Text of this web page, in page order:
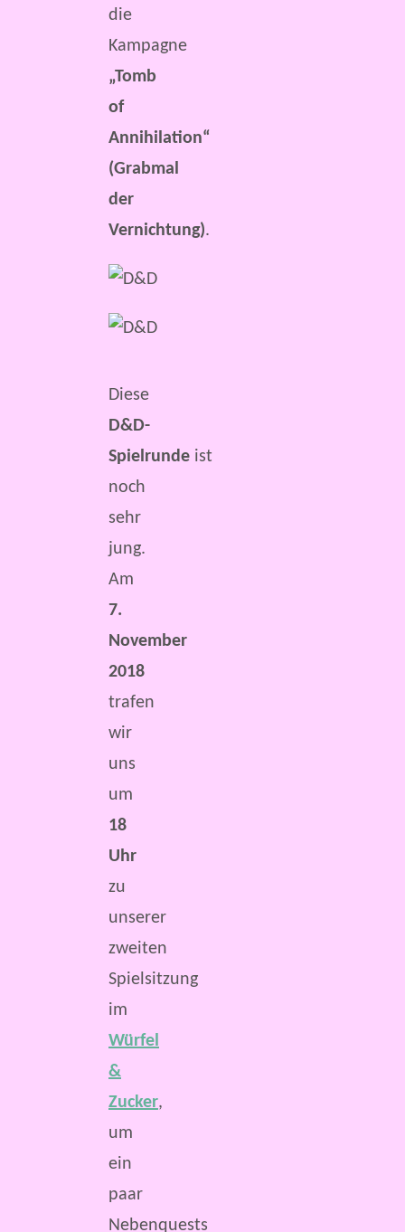
die
Kampagne
„Tomb
of
Annihilation“
(Grabmal
der
Vernichtung).
Diese
D&D-
Spielrunde ist
noch
sehr
jung.
Am
7.
November
2018
trafen
wir
uns
um
18
Uhr
zu
unserer
zweiten
Spielsitzung
im
Würfel
&
Zucker,
um
ein
paar
Nebenquests